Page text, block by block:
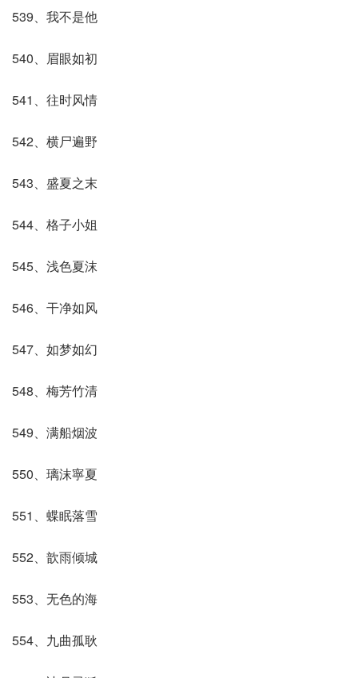
539、我不是他
540、眉眼如初
541、往时风情
542、横尸遍野
543、盛夏之末
544、格子小姐
545、浅色夏沫
546、干净如风
547、如梦如幻
548、梅芳竹清
549、满船烟波
550、璃沫寧夏
551、蝶眠落雪
552、歆雨倾城
553、无色的海
554、九曲孤耿